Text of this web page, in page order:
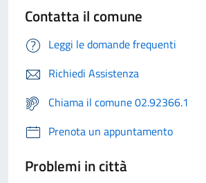
Contatta il comune
Leggi le domande frequenti
Richiedi Assistenza
Chiama il comune 02.92366.1
Prenota un appuntamento
Problemi in città